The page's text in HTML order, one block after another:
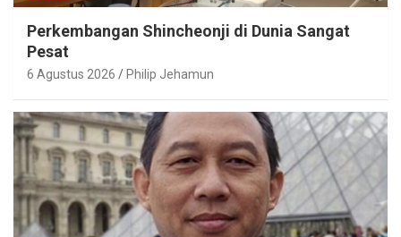
Perkembangan Shincheonji di Dunia Sangat
Pesat
6 Agustus 2026 Philip Jehamun